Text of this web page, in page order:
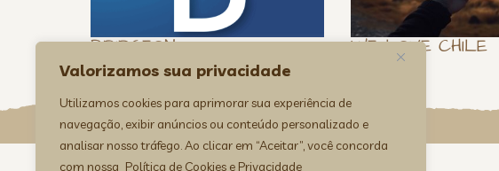
Valorizamos sua privacidade
Utilizamos cookies para aprimorar sua experiência de
navegação, exibir anúncios ou conteúdo personalizado e
analisar nosso tráfego. Ao clicar em “Aceitar”, você concorda
com nossa Política de Cookies e Privacidade
BRIDGEON WE LOVE CHILE